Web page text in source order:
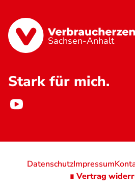
Sachsen-Anhalt
Stark für mich.
DatenschutzImpressum
∎ Vertrag